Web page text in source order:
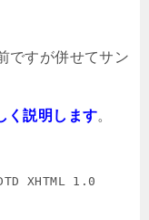
ですが併せてサン
く説明します。
XHTML 1.0